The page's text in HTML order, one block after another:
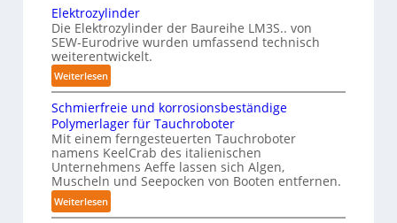
c
A
I
a
u
f
d
l
i
n
z
e
r
s
t
B
e
l
a
d
u
n
g
f
ü
r
K
a
n
s
i
b
l
i
n
g
e
r
g
Elektrozylinder
Die Elektrozylinder der Baureihe LM3S.. von
SEW-Eurodrive wurden umfassend technisch
weiterentwickelt.
Weiterlesen:
E
l
e
k
t
r
o
z
Schmierfreie und korrosionsbeständige
Polymerlager für Tauchroboter
Mit einem ferngesteuerten Tauchroboter
namens KeelCrab des italienischen
Unternehmens Aeffe lassen sich Algen,
Muscheln und Seepocken von Booten entfernen.
Weiterlesen:
S